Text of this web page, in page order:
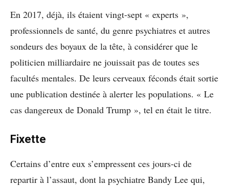
En 2017, déjà, ils étaient vingt-sept « experts »,
professionnels de santé, du genre psychiatres et autres
sondeurs des boyaux de la tête, à considérer que le
politicien milliardaire ne jouissait pas de toutes ses
facultés mentales. De leurs cerveaux féconds était sortie
une publication destinée à alerter les populations. « Le
cas dangereux de Donald Trump », tel en était le titre.
Fixette
Certains d’entre eux s’empressent ces jours-ci de
repartir à l’assaut, dont la psychiatre Bandy Lee qui,